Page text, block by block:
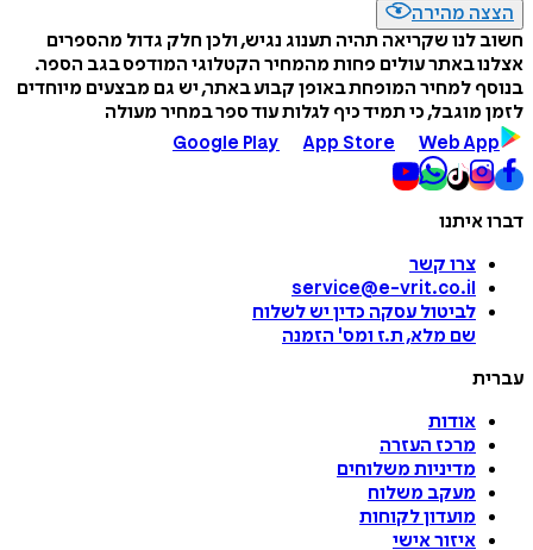
הצצה מהירה
חשוב לנו שקריאה תהיה תענוג נגיש, ולכן חלק גדול מהספרים
אצלנו באתר עולים פחות מהמחיר הקטלוגי המודפס בגב הספר.
בנוסף למחיר המופחת באופן קבוע באתר, יש גם מבצעים מיוחדים
לזמן מוגבל, כי תמיד כיף לגלות עוד ספר במחיר מעולה
Google Play
App Store Web App
דברו איתנו
צרו קשר
service@e-vrit.co.il
לביטול עסקה כדין יש לשלוח
שם מלא, ת.ז ומס' הזמנה
עברית
אודות
מרכז העזרה
מדיניות משלוחים
מעקב משלוח
מועדון לקוחות
איזור אישי